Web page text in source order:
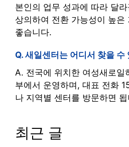
본인의 업무 성과에 따라 달
상의하여 전환 가능성이 높은
좋습니다.
Q. 새일센터는 어디서 찾을 수
A. 전국에 위치한 여성새로일
부에서 운영하며, 대표 전화
나 지역별 센터를 방문하면
최근 글